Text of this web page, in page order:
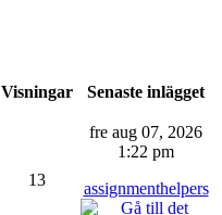
Visningar Senaste inlägget
13
fre aug 07, 2026
1:22 pm
assignmenthelpers